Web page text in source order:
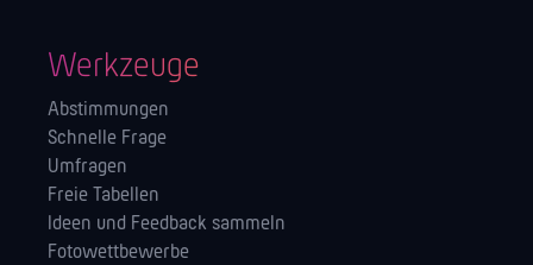
Werkzeuge
Abstimmungen
Schnelle Frage
Umfragen
Freie Tabellen
Ideen und Feedback sammeln
Fotowettbewerbe